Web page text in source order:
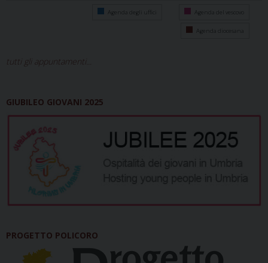
Agenda degli uffici Agenda del vescovo
Agenda diocesana
tutti gli appuntamenti...
GIUBILEO GIOVANI 2025
PROGETTO POLICORO